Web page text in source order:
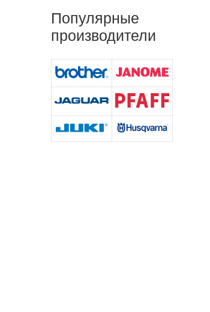
Популярные
производители